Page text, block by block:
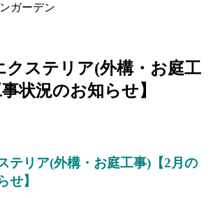
ガーデン
クステリア(外構・お庭工
状況のお知らせ】
テリア(外構・お庭工事)【2月の
せ】